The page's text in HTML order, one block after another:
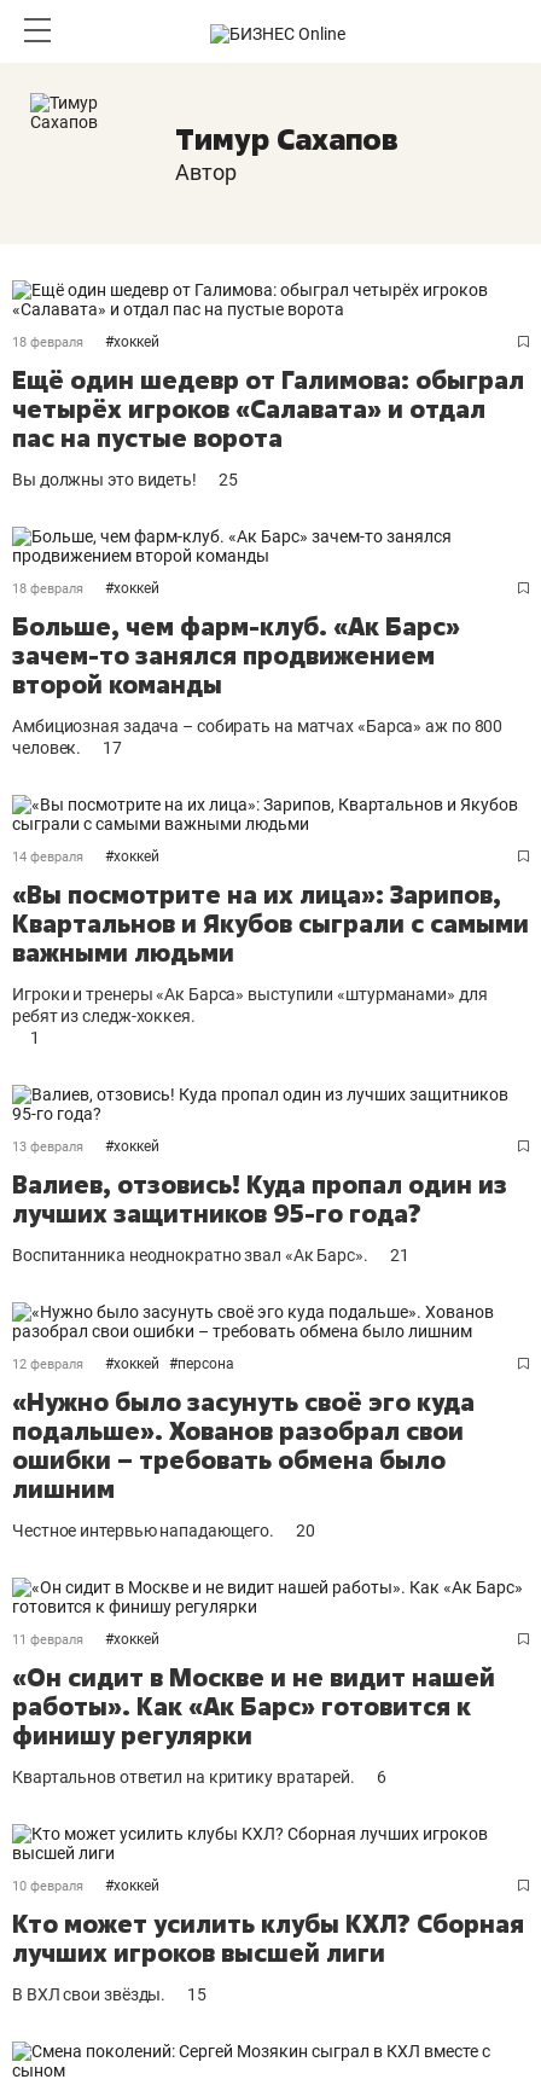
Тимур Сахапов
Автор
18 февраля #хоккей
Ещё один шедевр от Галимова: обыграл
четырёх игроков «Салавата» и отдал
пас на пустые ворота
Вы должны это видеть! 25
18 февраля #хоккей
Больше, чем фарм-клуб. «Ак Барс»
зачем-то занялся продвижением
второй команды
Амбициозная задача – собирать на матчах «Барса» аж по 800
человек.
17
14 февраля #хоккей
«Вы посмотрите на их лица»: Зарипов,
Квартальнов и Якубов сыграли с самыми
важными людьми
Игроки и тренеры «Ак Барса» выступили «штурманами» для
ребят из следж-хоккея.
1
13 февраля #хоккей
Валиев, отзовись! Куда пропал один из
лучших защитников 95-го года?
Воспитанника неоднократно звал «Ак Барс». 21
12 февраля #хоккей #персона
«Нужно было засунуть своё эго куда
подальше». Хованов разобрал свои
ошибки – требовать обмена было
лишним
Честное интервью нападающего. 20
11 февраля #хоккей
«Он сидит в Москве и не видит нашей
работы». Как «Ак Барс» готовится к
финишу регулярки
Квартальнов ответил на критику вратарей. 6
10 февраля #хоккей
Кто может усилить клубы КХЛ? Сборная
лучших игроков высшей лиги
В ВХЛ свои звёзды. 15